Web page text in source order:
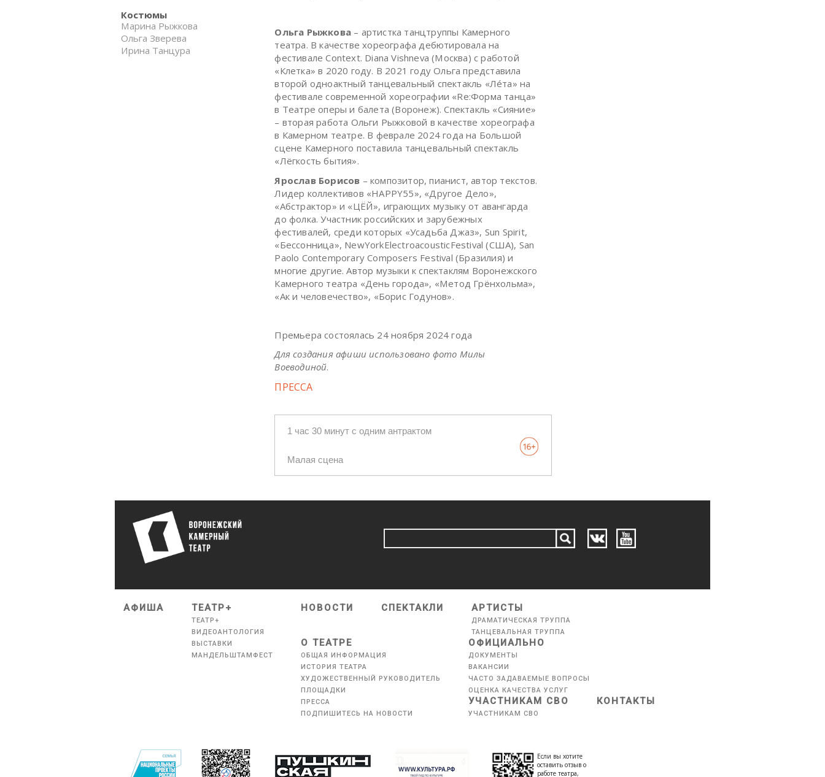
Костюмы
Марина Рыжкова
Ольга Зверева
Ирина Танцура
Ольга Рыжкова – артистка танцтруппы Камерного
театра. В качестве хореографа дебютировала на
фестивале Context. Diana Vishneva (Москва) с работой
«Клетка» в 2020 году. В 2021 году Ольга представила
второй одноактный танцевальный спектакль «Лéта» на
фестивале современной хореографии «Re:Форма танца»
в Театре оперы и балета (Воронеж). Спектакль «Сияние»
– вторая работа Ольги Рыжковой в качестве хореографа
в Камерном театре. В феврале 2024 года на Большой
сцене Камерного поставила танцевальный спектакль
«Лёгкость бытия».
Ярослав Борисов – композитор, пианист, автор текстов.
Лидер коллективов «HAPPY55», «Другое Дело»,
«Абстрактор» и «ЦЁЙ», играющих музыку от авангарда
до фолка. Участник российских и зарубежных
фестивалей, среди которых «Усадьба Джаз», Sun Spirit,
«Бессонница», NewYorkElectroacousticFestival (США), San
Paolo Contemporary Composers Festival (Бразилия) и
многие другие. Автор музыки к спектаклям Воронежского
Камерного театра «День города», «Метод Грёнхольма»,
«Ак и человечество», «Борис Годунов».
Премьера состоялась 24 ноября 2024 года
Для создания афиши использовано фото Милы
Воеводиной.
ПРЕССА
1 час 30 минут с одним антрактом
Малая сцена
АФИША ТЕАТР+
ТЕАТР+
ВИДЕОАНТОЛОГИЯ
ВЫСТАВКИ
МАНДЕЛЬШТАМФЕСТ
НОВОСТИ СПЕКТАКЛИ АРТИСТЫ
ДРАМАТИЧЕСКАЯ ТРУППА
ТАНЦЕВАЛЬНАЯ ТРУППА
О ТЕАТРЕ
ОБЩАЯ ИНФОРМАЦИЯ
ИСТОРИЯ ТЕАТРА
ХУДОЖЕСТВЕННЫЙ РУКОВОДИТЕЛЬ
ПЛОЩАДКИ
ПРЕССА
ПОДПИШИТЕСЬ НА НОВОСТИ
ОФИЦИАЛЬНО
ДОКУМЕНТЫ
ВАКАНСИИ
ЧАСТО ЗАДАВАЕМЫЕ ВОПРОСЫ
ОЦЕНКА КАЧЕСТВА УСЛУГ
УЧАСТНИКАМ СВО
УЧАСТНИКАМ СВО
КОНТАКТЫ
Если вы хотите
оставить отзыв о
работе театра,